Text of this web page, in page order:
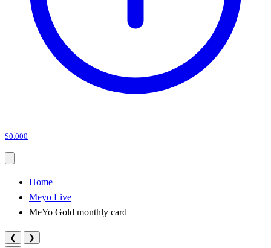
$0.000
Home
Meyo Live
MeYo Gold monthly card
❮
❯